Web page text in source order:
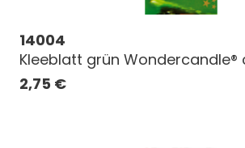
14004
Kleeblatt grün Wondercandle®
2,75 €